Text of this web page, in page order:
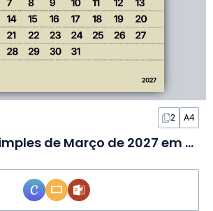
2 A4
Calendário Simples de Março de 2027 em Slides